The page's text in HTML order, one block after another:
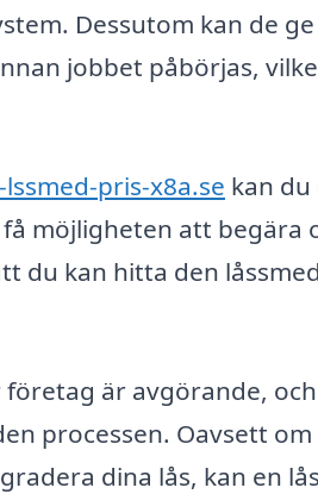
Dessutom kan de
jobbet påbörjas,
pris-x8a.se kan
möjligheten att begära
du kan hitta den
är avgörande,
processen. Oavsett
dina lås, kan en